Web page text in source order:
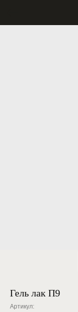
Гель лак П9
Артикул: